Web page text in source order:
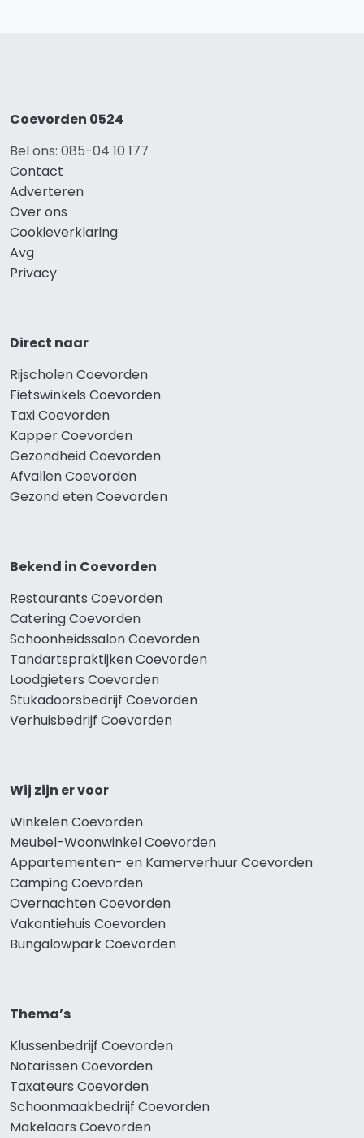
Coevorden 0524
Bel ons: 085-04 10 177
Contact
Adverteren
Over ons
Cookieverklaring
Avg
Privacy
Direct naar
Rijscholen Coevorden
Fietswinkels Coevorden
Taxi Coevorden
Kapper Coevorden
Gezondheid Coevorden
Afvallen Coevorden
Gezond eten Coevorden
Bekend in Coevorden
Restaurants Coevorden
Catering Coevorden
Schoonheidssalon Coevorden
Tandartspraktijken Coevorden
Loodgieters Coevorden
Stukadoorsbedrijf Coevorden
Verhuisbedrijf Coevorden
Wij zijn er voor
Winkelen Coevorden
Meubel-Woonwinkel Coevorden
Appartementen- en Kamerverhuur Coevorden
Camping Coevorden
Overnachten Coevorden
Vakantiehuis Coevorden
Bungalowpark Coevorden
Thema’s
Klussenbedrijf Coevorden
Notarissen Coevorden
Taxateurs Coevorden
Schoonmaakbedrijf Coevorden
Makelaars Coevorden